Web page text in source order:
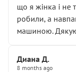
що я жінка і не
робили, а
машиною.
Диана Д.
8 months ago